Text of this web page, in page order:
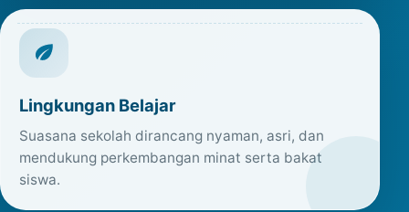
Lingkungan Belajar
Suasana sekolah dirancang nyaman, asri, dan
mendukung perkembangan minat serta bakat
siswa.